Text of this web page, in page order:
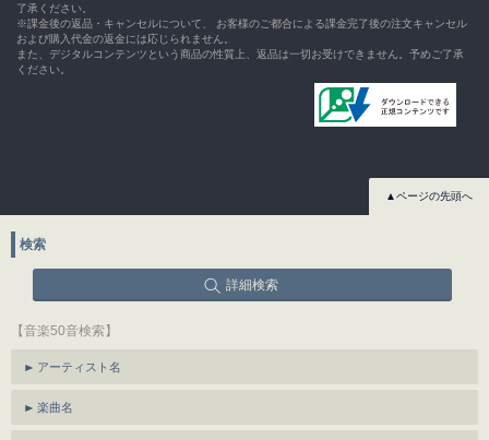
了承ください。
※課金後の返品・キャンセルについて、 お客様のご都合による課金完了後の注文キャンセル
および購入代金の返金には応じられません。
また、デジタルコンテンツという商品の性質上、返品は一切お受けできません。予めご了承
ください。
▲ページの先頭へ
検索
詳細検索
【音楽50音検索】
アーティスト名
楽曲名